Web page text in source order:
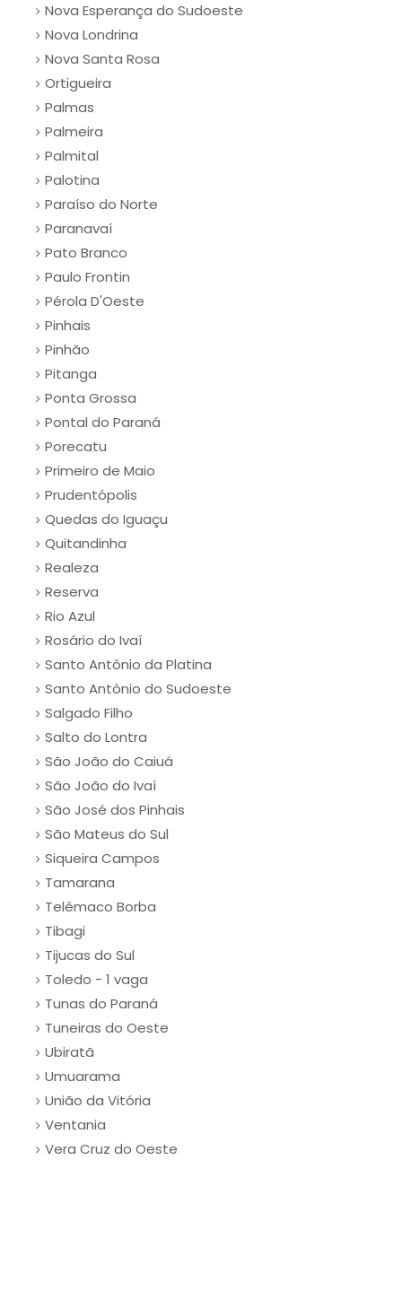
Nova Esperança do Sudoeste
Nova Londrina
Nova Santa Rosa
Ortigueira
Palmas
Palmeira
Palmital
Palotina
Paraíso do Norte
Paranavaí
Pato Branco
Paulo Frontin
Pérola D'Oeste
Pinhais
Pinhão
Pitanga
Ponta Grossa
Pontal do Paraná
Porecatu
Primeiro de Maio
Prudentópolis
Quedas do Iguaçu
Quitandinha
Realeza
Reserva
Rio Azul
Rosário do Ivaí
Santo Antônio da Platina
Santo Antônio do Sudoeste
Salgado Filho
Salto do Lontra
São João do Caiuá
São João do Ivaí
São José dos Pinhais
São Mateus do Sul
Siqueira Campos
Tamarana
Telêmaco Borba
Tibagi
Tijucas do Sul
Toledo - 1 vaga
Tunas do Paraná
Tuneiras do Oeste
Ubiratã
Umuarama
União da Vitória
Ventania
Vera Cruz do Oeste